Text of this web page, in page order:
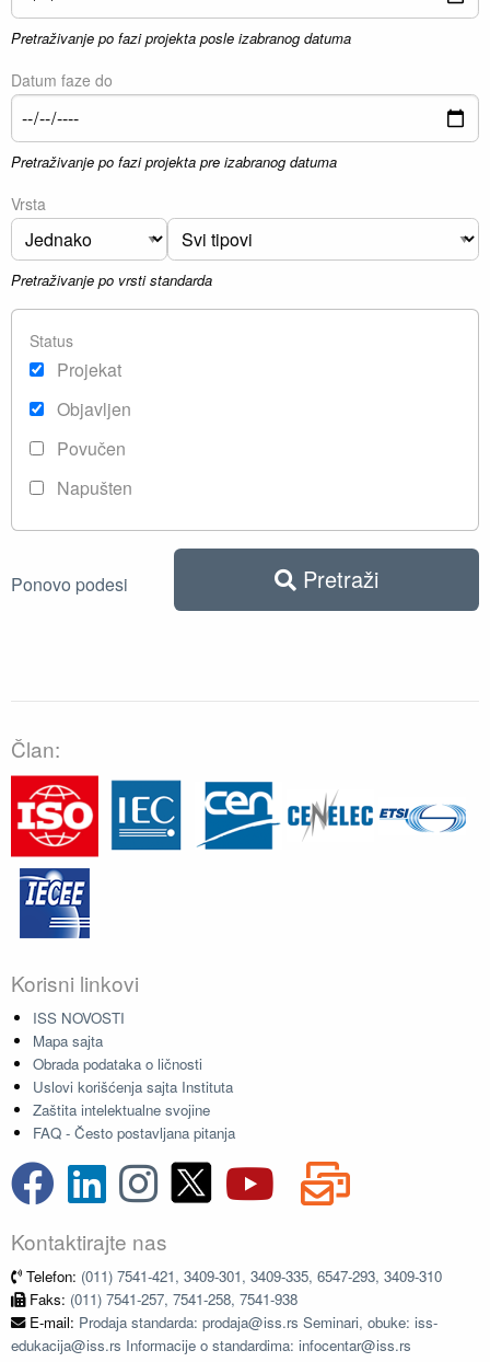
Pretraživanje po fazi projekta posle izabranog datuma
Datum faze do
Pretraživanje po fazi projekta pre izabranog datuma
Vrsta
Pretraživanje po vrsti standarda
Status
Projekat
Objavljen
Povučen
Napušten
Ponovo podesi Pretraži
Član:
Korisni linkovi
ISS NOVOSTI
Mapa sajta
Obrada podataka o ličnosti
Uslovi korišćenja sajta Instituta
Zaštita intelektualne svojine
FAQ - Često postavljana pitanja
Kontaktirajte nas
Telefon: (011) 7541-421, 3409-301, 3409-335, 6547-293, 3409-310
Faks: (011) 7541-257, 7541-258, 7541-938
E-mail: Prodaja standarda: prodaja@iss.rs Seminari, obuke: iss-
edukacija@iss.rs Informacije o standardima: infocentar@iss.rs